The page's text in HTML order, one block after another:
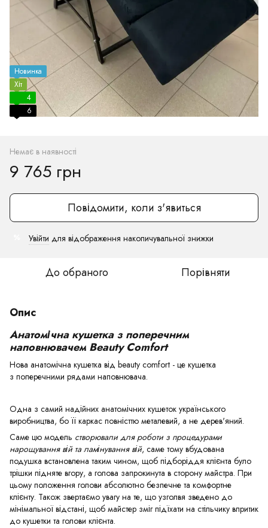
Новинка
Хіт
4
6
Немає в наявності
9 765 грн
Повідомити, коли з'явиться
Увійти для відображення накопичувальної знижки
До обраного Порівняти
Опис
Анатомічна кушетка з поперечним
наповнювачем Beauty Comfort
Нова анатомічна кушетка від beauty comfort - це кушетка
з поперечними рядами наповнювача.
Одна з самий надійних анатомічних кушеток українського
виробництва, бо її каркас повністтю металевий, а не дерев'яний.
Саме цю модель створювали для роботи з процедурами
нарощування вій та ламінування вій, саме тому вбудована
подушка встановлена таким чином, щоб підборіддя клієнта було
трішки підняте вгору, а голова запрокинута в сторону майстра. При
цьому положення голови абсолютно безпечне та комфортне
клієнту. Також звертаємо увагу на те, що узголвя зведено до
мінімальної відстані, щоб майстер зміг підїхати на стільчику впритик
до кушетки та голови клієнта.